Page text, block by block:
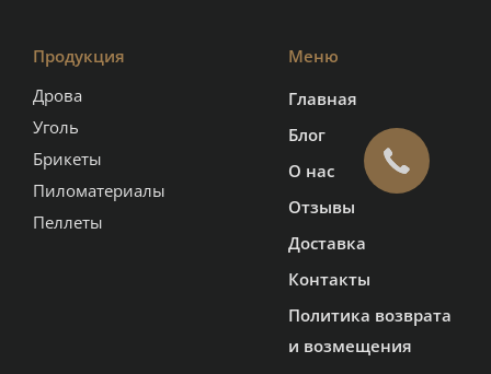
Продукция
Дрова
Уголь
Брикеты
Пиломатериалы
Пеллеты
Меню
Главная
Блог
О нас
Отзывы
Доставка
Контакты
Политика возврата
и возмещения